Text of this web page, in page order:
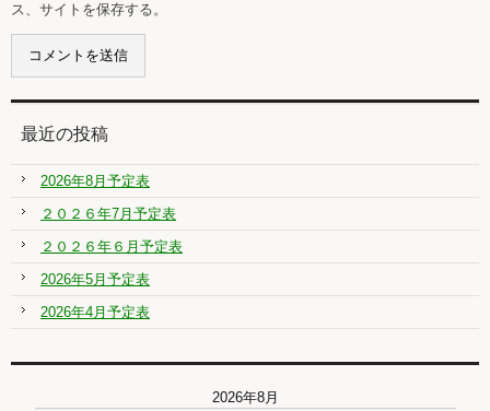
ス、サイトを保存する。
最近の投稿
2026年8月予定表
２０２６年7月予定表
２０２６年６月予定表
2026年5月予定表
2026年4月予定表
2026年8月